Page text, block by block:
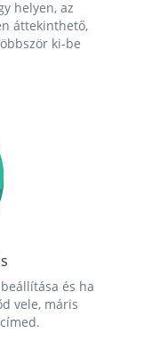
helyen, az
áttekinthető,
ki-be
és ha
vele, máris